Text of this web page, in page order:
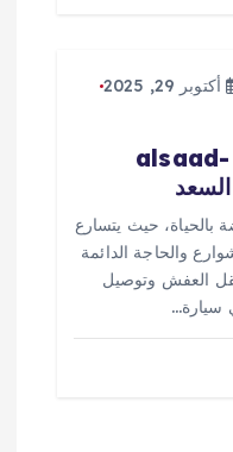
أكتوبر 29, 2025
دباب نقل عفش جدة – alsaad-
بالحياة، حيث يتسارع
والحاجة الدائمة
العفش وتوصيل
سيارة…